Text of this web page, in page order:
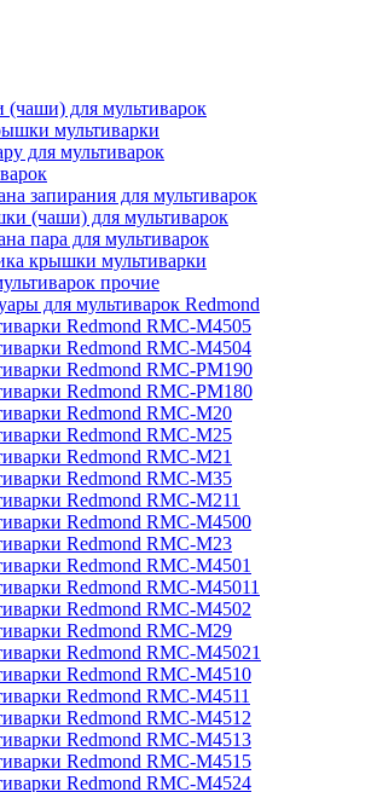
(чаши) для мультиварок
мультиварки
для мультиварок
запирания для мультиварок
(чаши) для мультиварок
пара для мультиварок
крышки мультиварки
прочие
для мультиварок Redmond
Redmond RMC-M4505
Redmond RMC-M4504
Redmond RMC-PM190
Redmond RMC-PM180
Redmond RMC-M20
Redmond RMC-M25
Redmond RMC-M21
Redmond RMC-M35
Redmond RMC-M211
Redmond RMC-M4500
Redmond RMC-M23
Redmond RMC-M4501
Redmond RMC-M45011
Redmond RMC-M4502
Redmond RMC-M29
Redmond RMC-M45021
Redmond RMC-M4510
Redmond RMC-M4511
Redmond RMC-M4512
Redmond RMC-M4513
Redmond RMC-M4515
Redmond RMC-M4524